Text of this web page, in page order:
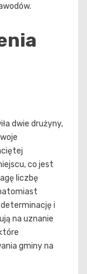
dwie drużyny,
co jest
liczbę
i
na uznanie
gminy na